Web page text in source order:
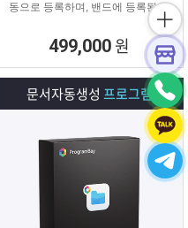
동으로 등록하며, 밴드에 등록된 게
시물을 백업하여 파일로 저장하거나
다른 계정의 밴드에 자동으로 글을
복사할 수 있는 프로그램입니다.
499,000 원
문서자동생성 프로그램